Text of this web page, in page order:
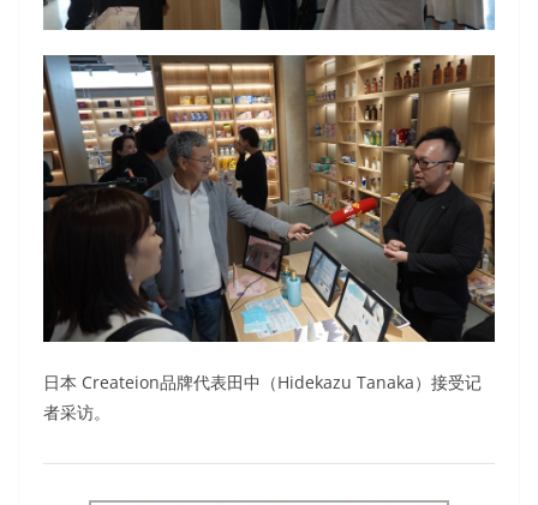
日本 Createion品牌代表田中（Hidekazu Tanaka）接受记
者采访。